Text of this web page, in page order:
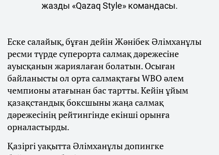
жазды «Qazaq Style» командасы.
Еске салайық, бұған дейін Жәнібек Әлімханұлы
ресми түрде суперорта салмақ дәрежесіне
ауысқанын жариялаған болатын. Осыған
байланысты ол орта салмақтағы WBO әлем
чемпионы атағынан бас тартты. Кейін ұйым
қазақстандық боксшыны жаңа салмақ
дәрежесінің рейтингінде екінші орынға
орналастырды.
Қазіргі уақытта Әлімханұлы допингке